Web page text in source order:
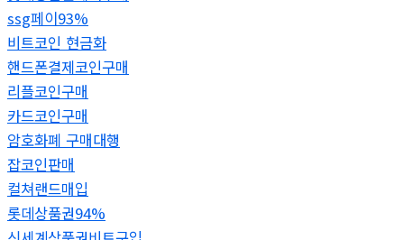
ssg페이93%
비트코인 현금화
핸드폰결제코인구매
리플코인구매
카드코인구매
암호화폐 구매대행
잡코인판매
컬쳐랜드매입
롯데상품권94%